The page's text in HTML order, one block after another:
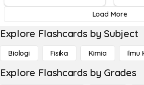
Load More
Explore Flashcards by Subject
Biologi Fisika Kimia Ilmu
Explore Flashcards by Grades